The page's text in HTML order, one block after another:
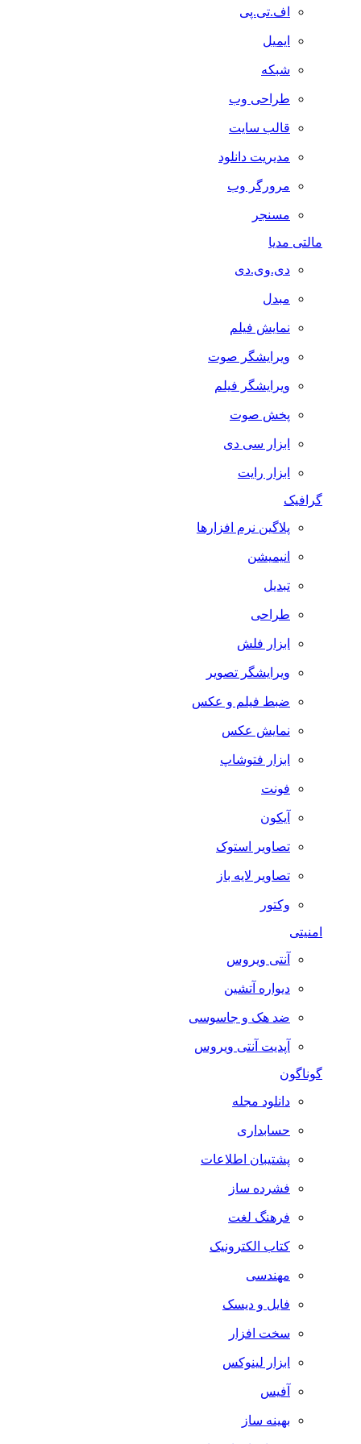
اف.تی.پی
ایمیل
شبکه
طراحی وب
قالب سایت
مدیریت دانلود
مرورگر وب
مسنجر
مالتی مدیا
دی.وی.دی
مبدل
نمایش فیلم
ویرایشگر صوت
ویرایشگر فیلم
پخش صوت
ابزار سی دی
ابزار رایت
گرافیک
پلاگین نرم افزارها
انیمیشن
تبدیل
طراحی
ابزار فلش
ویرایشگر تصویر
ضبط فيلم و عكس
نمایش عکس
ابزار فتوشاپ
فونت
آیکون
تصاویر استوک
تصاویر لایه باز
وکتور
آنتی ویروس
دیواره آتشین
ضد هک و جاسوسی
آپدیت آنتی ویروس
گوناگون
دانلود مجله
حسابداری
پشتیبان اطلاعات
فشرده ساز
فرهنگ لغت
کتاب الکترونیک
مهندسی
فایل و دیسک
سخت افزار
ابزار لینوکس
آفیس
بهینه ساز